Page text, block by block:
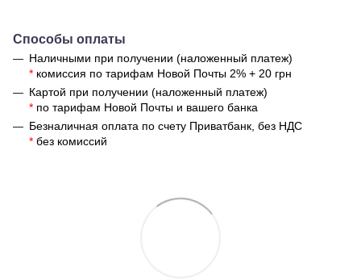
Способы оплаты
Наличными при получении (наложенный платеж)
* комиссия по тарифам Новой Почты 2% + 20 грн
Картой при получении (наложенный платеж)
* по тарифам Новой Почты и вашего банка
Безналичная оплата по счету Приватбанк, без НДС
* без комиссий